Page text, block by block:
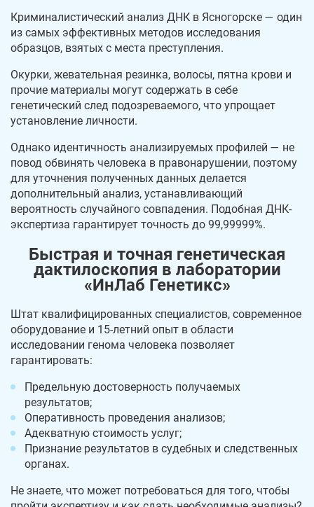
Криминалистический анализ ДНК в Ясногорске — один
из самых эффективных методов исследования
образцов, взятых с места преступления.
Окурки, жевательная резинка, волосы, пятна крови и
прочие материалы могут содержать в себе
генетический след подозреваемого, что упрощает
установление личности.
Однако идентичность анализируемых профилей — не
повод обвинять человека в правонарушении, поэтому
для уточнения полученных данных делается
дополнительный анализ, устанавливающий
вероятность случайного совпадения. Подобная ДНК-
экспертиза гарантирует точность до 99,99999%.
Быстрая и точная генетическая
дактилоскопия в лаборатории
«ИнЛаб Генетикс»
Штат квалифицированных специалистов, современное
оборудование и 15-летний опыт в области
исследовании генома человека позволяет
гарантировать:
Предельную достоверность получаемых
результатов;
Оперативность проведения анализов;
Адекватную стоимость услуг;
Признание результатов в судебных и следственных
органах.
Не знаете, что может потребоваться для того, чтобы